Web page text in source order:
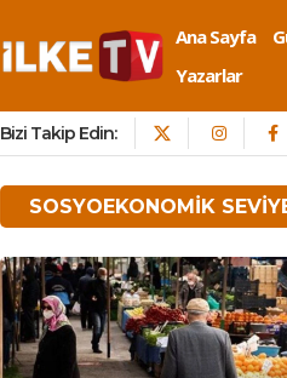
Ana Sayfa
Yazarlar
Bizi Takip Edin:
SOSYOEKONOMIK